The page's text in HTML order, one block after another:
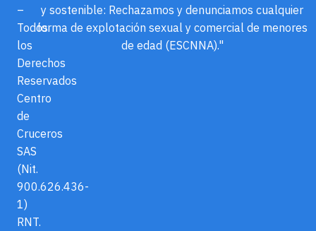
–
Todos
los
Derechos
Reservados
Centro
de
Cruceros
SAS
(Nit.
900.626.436-
1)
RNT.
y sostenible: Rechazamos y denunciamos cualquier
forma de explotación sexual y comercial de menores
de edad (ESCNNA)."